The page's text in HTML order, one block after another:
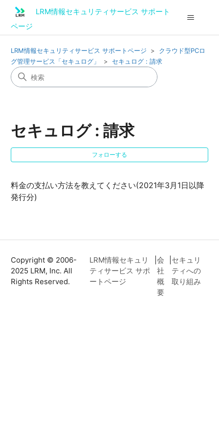
LRM情報セキュリティサービス サポート
ページ
LRM情報セキュリティサービス サポートページ
クラウド型PCロ
グ管理サービス「セキュログ」
セキュログ : 請求
セキュログ : 請求
フォローする 0
料金の支払い方法を教えてください(2021年3月1日以降
発行分)
Copyright © 2006-
2025 LRM, Inc. All
Rights Reserved.
LRM情報セキュリ
ティサービス サポ
ートページ
会
社
概
要
セキュリ
ティへの
取り組み